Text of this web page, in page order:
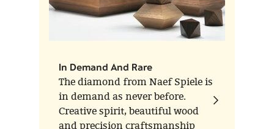
In Demand And Rare
The diamond from Naef Spiele is
in demand as never before.
Creative spirit, beautiful wood
and precision craftsmanship